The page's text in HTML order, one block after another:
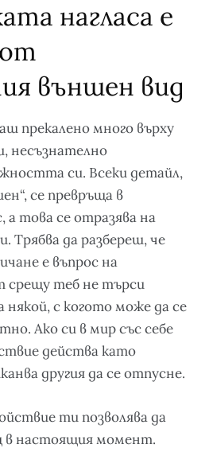
нагласа е
външен вид
прекалено много върху
несъзнателно
си. Всеки детайл,
се превръща в
а това се отразява на
Трябва да разбереш, че
е въпрос на
срещу теб не търси
някой, с когото може да се
Ако си в мир със себе
действа като
другия да се отпусне.
ти позволява да
в настоящия момент.